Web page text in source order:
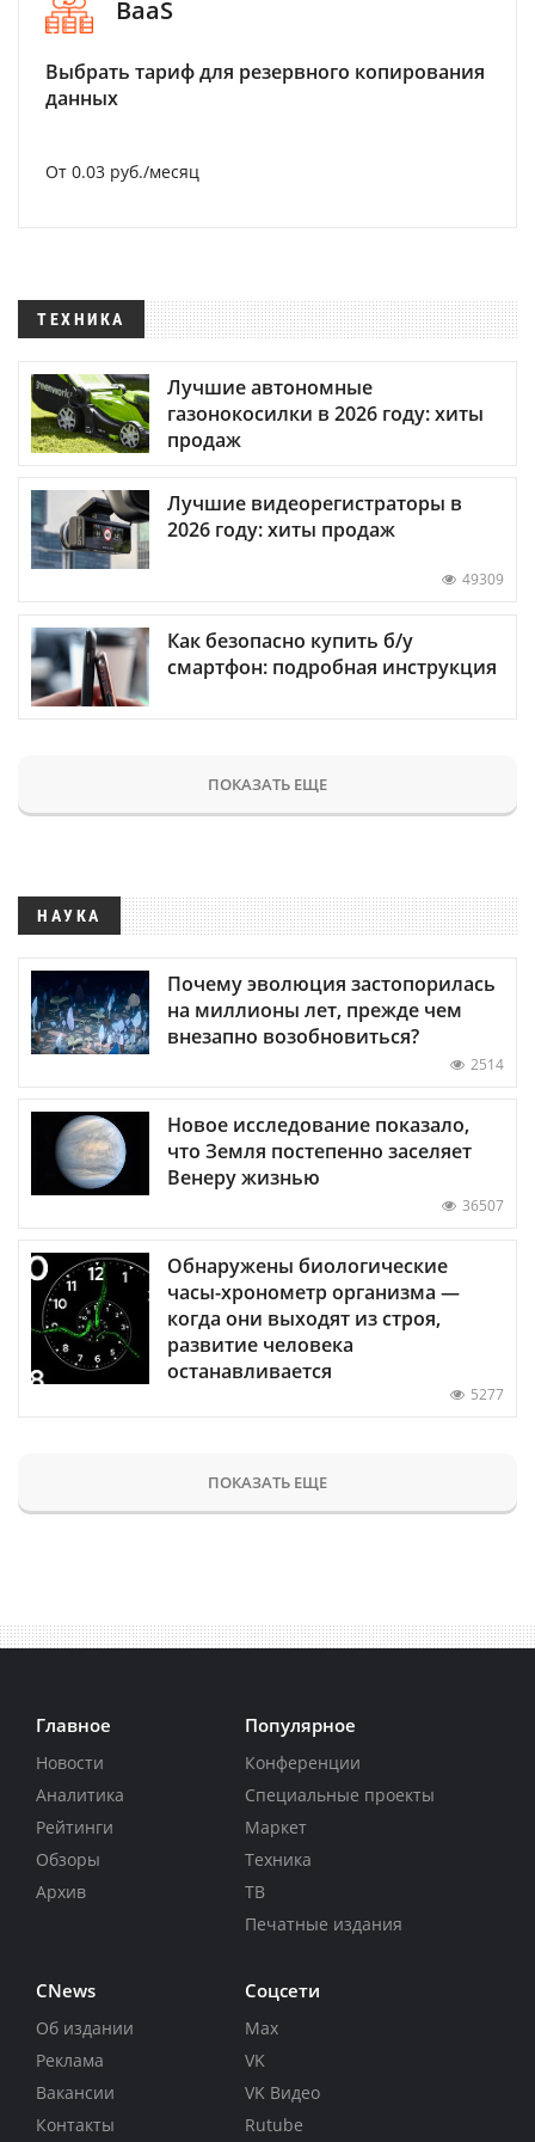
BaaS
Выбрать тариф для резервного копирования
данных
От 0.03 руб./месяц
ТЕХНИКА
Лучшие автономные
газонокосилки в 2026 году: хиты
продаж
Лучшие видеорегистраторы в
2026 году: хиты продаж
49309
Как безопасно купить б/у
смартфон: подробная инструкция
ПОКАЗАТЬ ЕЩЕ
НАУКА
Почему эволюция застопорилась
на миллионы лет, прежде чем
внезапно возобновиться?
2514
Новое исследование показало,
что Земля постепенно заселяет
Венеру жизнью
36507
Обнаружены биологические
часы-хронометр организма —
когда они выходят из строя,
развитие человека
останавливается
5277
ПОКАЗАТЬ ЕЩЕ
Главное
Новости
Аналитика
Рейтинги
Обзоры
Архив
Популярное
Конференции
Специальные проекты
Маркет
Техника
ТВ
Печатные издания
CNews
Об издании
Реклама
Вакансии
Контакты
Соцсети
Max
VK
VK Видео
Rutube